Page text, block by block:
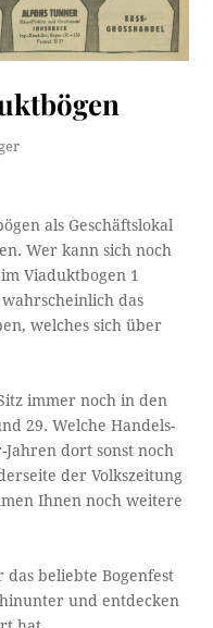
als Geschäftslokal
Wer kann sich noch
Viaduktbogen 1
das
welches sich über
immer noch in den
29. Welche Handels-
dort sonst noch
der Volkszeitung
Ihnen noch weitere
beliebte Bogenfest
und entdecken